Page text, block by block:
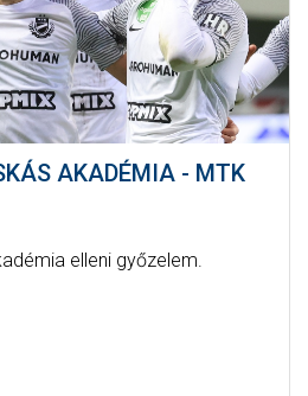
AKADÉMIA - MTK
elleni győzelem.